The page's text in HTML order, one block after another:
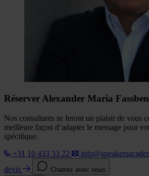
Réserver Alexander Maria
Nos consultants se feront un plaisir de vous
meilleure façon d’adapter le message pour
spécifique.
+31 10 433 33 22
devis
Chattez avec nous